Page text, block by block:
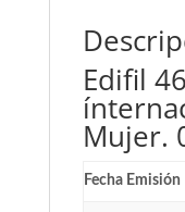
Edifil
Mujer.
Fecha Emisión